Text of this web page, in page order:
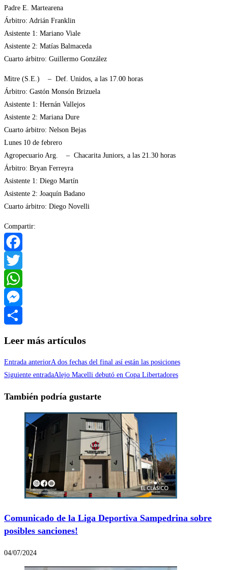
Padre E. Martearena
Árbitro: Adrián Franklin
Asistente 1: Mariano Viale
Asistente 2: Matías Balmaceda
Cuarto árbitro: Guillermo González
Mitre (S.E.) – Def. Unidos, a las 17.00 horas
Árbitro: Gastón Monsón Brizuela
Asistente 1: Hernán Vallejos
Asistente 2: Mariana Dure
Cuarto árbitro: Nelson Bejas
Lunes 10 de febrero
Agropecuario Arg. – Chacarita Juniors, a las 21.30 horas
Árbitro: Bryan Ferreyra
Asistente 1: Diego Martín
Asistente 2: Joaquín Badano
Cuarto árbitro: Diego Novelli
Compartir:
Facebook
Twitter
WhatsApp
Messenger
Leer más artículos
Entrada anteriorA dos fechas del final así están las posiciones
Siguiente entradaAlejo Macelli debutó en Copa Libertadores
También podría gustarte
Comunicado de la Liga Deportiva Sampedrina sobre
posibles sanciones!
04/07/2024